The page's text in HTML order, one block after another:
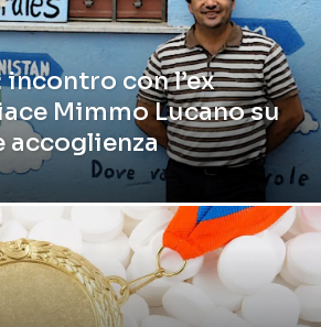
incontro con l’ex
Mimmo Lucano su
accoglienza